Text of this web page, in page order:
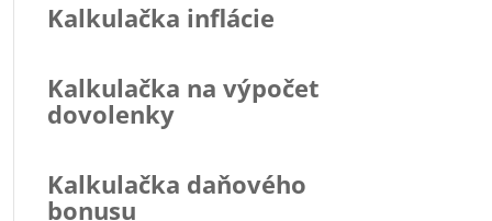
Kalkulačka inflácie
Kalkulačka na výpočet
dovolenky
Kalkulačka daňového
bonusu